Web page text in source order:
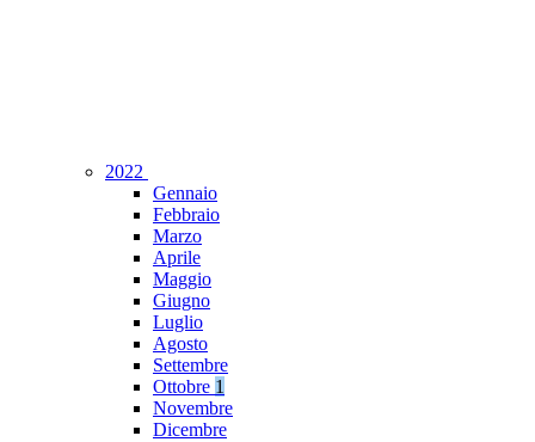
2022
Gennaio
Febbraio
Marzo
Aprile
Maggio
Giugno
Luglio
Agosto
Settembre
Ottobre 1
Novembre
Dicembre